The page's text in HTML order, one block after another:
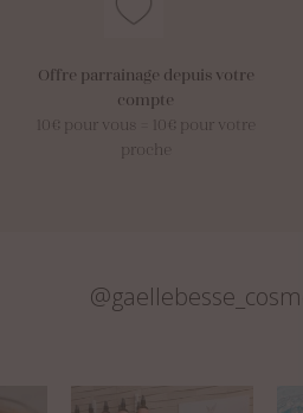
Offre parrainage depuis votre
compte
10€ pour vous = 10€ pour votre
proche